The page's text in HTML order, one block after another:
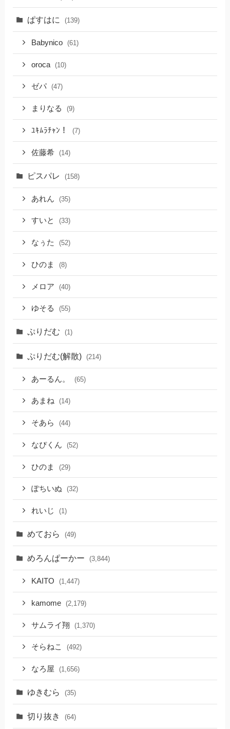
ぱすはに (139)
Babynico (61)
oroca (10)
ゼパ (47)
まりなる (9)
ﾕｷﾑﾗﾁｬﾝ！ (7)
佐藤希 (14)
ピスパレ (158)
あれん (35)
すいと (33)
なぅた (52)
ひのま (8)
メロア (40)
ゆそる (55)
ぷりだむ (1)
ぷりだむ(解散) (214)
あーるん。 (65)
あまね (14)
そあら (44)
なぴくん (52)
ひのま (29)
ぽちいぬ (32)
れいじ (1)
めておら (49)
めろんぱーかー (3,844)
KAITO (1,447)
kamome (2,179)
サムライ翔 (1,370)
そらねこ (492)
なろ屋 (1,656)
ゆきむら (35)
切り抜き (64)